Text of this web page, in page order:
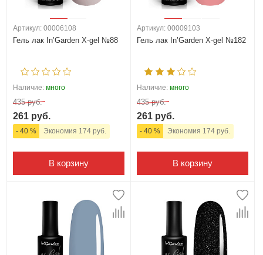
Артикул: 00006108
Гель лак In’Garden X-gel №88
Наличие: много
435 руб.
261 руб.
- 40 % Экономия 174 руб.
В корзину
Артикул: 00009103
Гель лак In’Garden X-gel №182
Наличие: много
435 руб.
261 руб.
- 40 % Экономия 174 руб.
В корзину